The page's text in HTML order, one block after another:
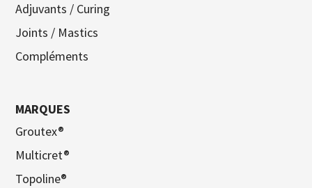
Adjuvants / Curing
Joints / Mastics
Compléments
MARQUES
Groutex®
Multicret®
Topoline®